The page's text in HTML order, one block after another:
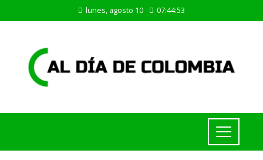
lunes, agosto 10 07:44:54